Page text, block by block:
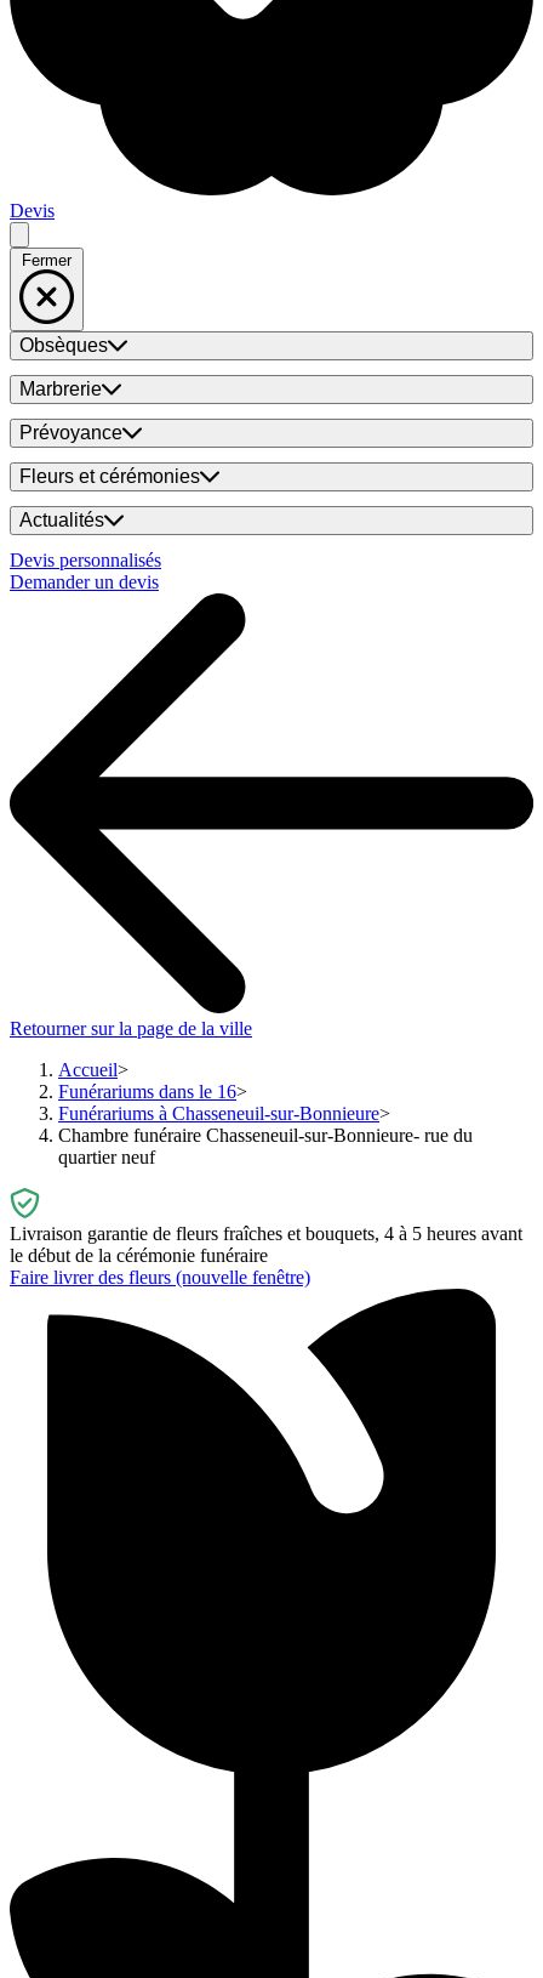
Devis
Fermer
Obsèques
Marbrerie
Prévoyance
Fleurs et cérémonies
Actualités
Devis personnalisés
Demander un devis
Retourner sur la page de la ville
Accueil
Funérariums dans le 16
Funérariums à Chasseneuil-sur-Bonnieure
Chambre funéraire Chasseneuil-sur-Bonnieure- rue du
quartier neuf
Livraison garantie de fleurs fraîches et bouquets, 4 à 5 heures avant
le début de la cérémonie funéraire
Faire livrer des fleurs (nouvelle fenêtre)